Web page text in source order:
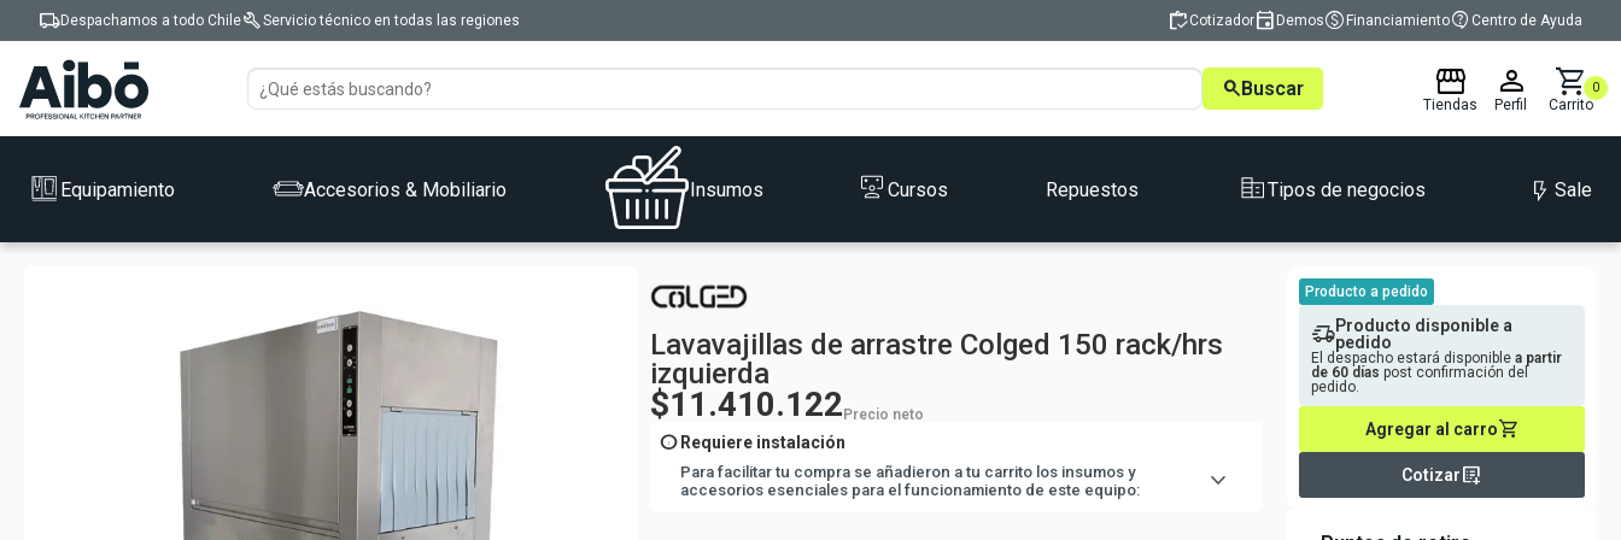
local_shippingDespachamos a todo ChilebuildServicio técnico en todas las regiones inventoryCotizadorevent Demosmonetization_on Financiamientocontact_support Centro de Ayuda
searchBuscar storefront
Tiendas
person
Perfil
shopping_cart
Carrito
0
Equipamiento Accesorios & Mobiliario Insumos Cursos Repuestos Tipos de negocios Sale
Lavavajillas de arrastre Colged 150 rack/hrs
izquierda
$11.410.122 Precio neto
info Requiere instalación
Para facilitar tu compra se añadieron a tu carrito los insumos y
accesorios esenciales para el funcionamiento de este equipo:
expand_more
Productoa pedido
delivery_truck_speedProducto disponible a
pedido
El despacho estará disponiblea partir
de 60 días post confirmación del
pedido.
Agregar al carroshopping_cart
Cotizarlist_alt_add